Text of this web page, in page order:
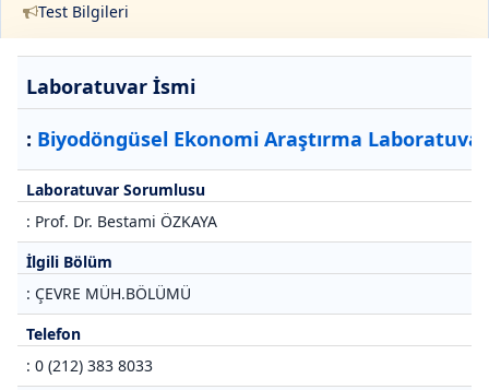
Test Bilgileri
Laboratuvar İsmi
: Biyodöngüsel Ekonomi Araştırma
Laboratuvar Sorumlusu
: Prof. Dr. Bestami ÖZKAYA
İlgili Bölüm
: ÇEVRE MÜH.BÖLÜMÜ
Telefon
: 0 (212) 383 8033